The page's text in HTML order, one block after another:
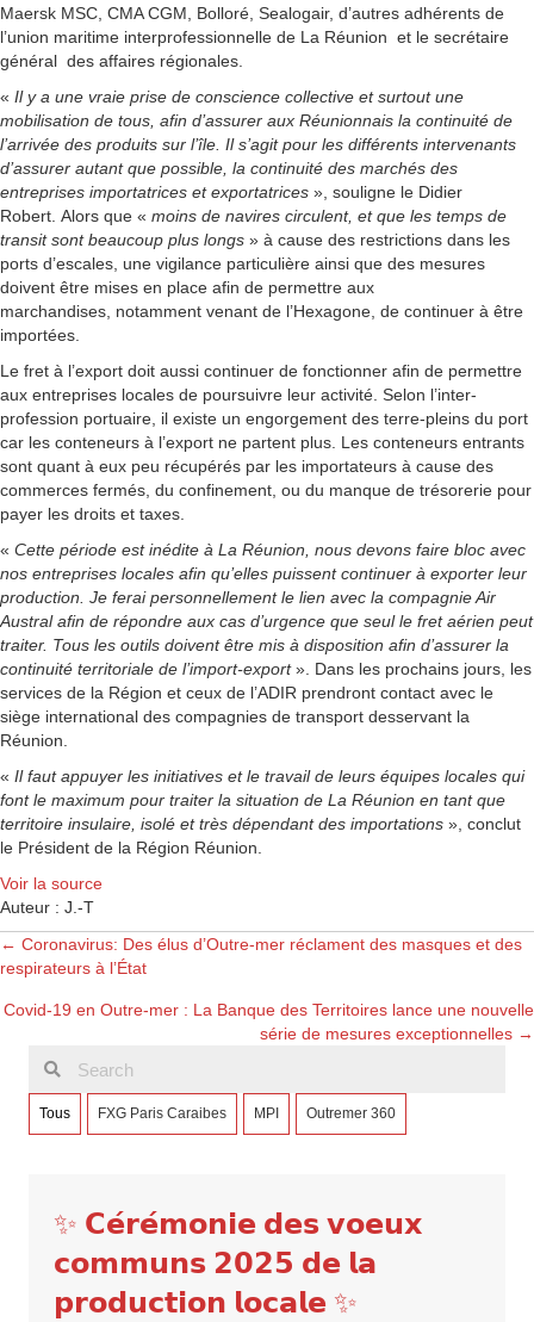
Maersk MSC, CMA CGM, Bolloré, Sealogair, d’autres adhérents de
l’union maritime interprofessionnelle de La Réunion et le secrétaire
général des affaires régionales.
« Il y a une vraie prise de conscience collective et surtout une
mobilisation de tous, afin d’assurer aux Réunionnais la continuité de
l’arrivée des produits sur l’île. Il s’agit pour les différents intervenants
d’assurer autant que possible, la continuité des marchés des
entreprises importatrices et exportatrices », souligne le Didier
Robert. Alors que « moins de navires circulent, et que les temps de
transit sont beaucoup plus longs » à cause des restrictions dans les
ports d’escales, une vigilance particulière ainsi que des mesures
doivent être mises en place afin de permettre aux
marchandises, notamment venant de l’Hexagone, de continuer à être
importées.
Le fret à l’export doit aussi continuer de fonctionner afin de permettre
aux entreprises locales de poursuivre leur activité. Selon l’inter-
profession portuaire, il existe un engorgement des terre-pleins du port
car les conteneurs à l’export ne partent plus. Les conteneurs entrants
sont quant à eux peu récupérés par les importateurs à cause des
commerces fermés, du confinement, ou du manque de trésorerie pour
payer les droits et taxes.
« Cette période est inédite à La Réunion, nous devons faire bloc avec
nos entreprises locales afin qu’elles puissent continuer à exporter leur
production. Je ferai personnellement le lien avec la compagnie Air
Austral afin de répondre aux cas d’urgence que seul le fret aérien peut
traiter. Tous les outils doivent être mis à disposition afin d’assurer la
continuité territoriale de l’import-export». Dans les prochains jours, les
services de la Région et ceux de l’ADIR prendront contact avec le
siège international des compagnies de transport desservant la
Réunion.
« Il faut appuyer les initiatives et le travail de leurs équipes locales qui
font le maximum pour traiter la situation de La Réunion en tant que
territoire insulaire, isolé et très dépendant des importations », conclut
le Président de la Région Réunion.
Voir la source
Auteur : J.-T
Posts
navigation
← Coronavirus: Des élus d’Outre-mer réclament des masques et des
respirateurs à l’État
Covid-19 en Outre-mer : La Banque des Territoires lance une nouvelle
série de mesures exceptionnelles →
Tous FXG Paris Caraibes MPI Outremer 360
✨ 𝗖𝗲́𝗿𝗲́𝗺𝗼𝗻𝗶𝗲 𝗱𝗲𝘀 𝘃𝗼𝗲𝘂𝘅
𝗰𝗼𝗺𝗺𝘂𝗻𝘀 𝟮𝟬𝟮𝟱 𝗱𝗲 𝗹𝗮
𝗽𝗿𝗼𝗱𝘂𝗰𝘁𝗶𝗼𝗻 𝗹𝗼𝗰𝗮𝗹𝗲 ✨